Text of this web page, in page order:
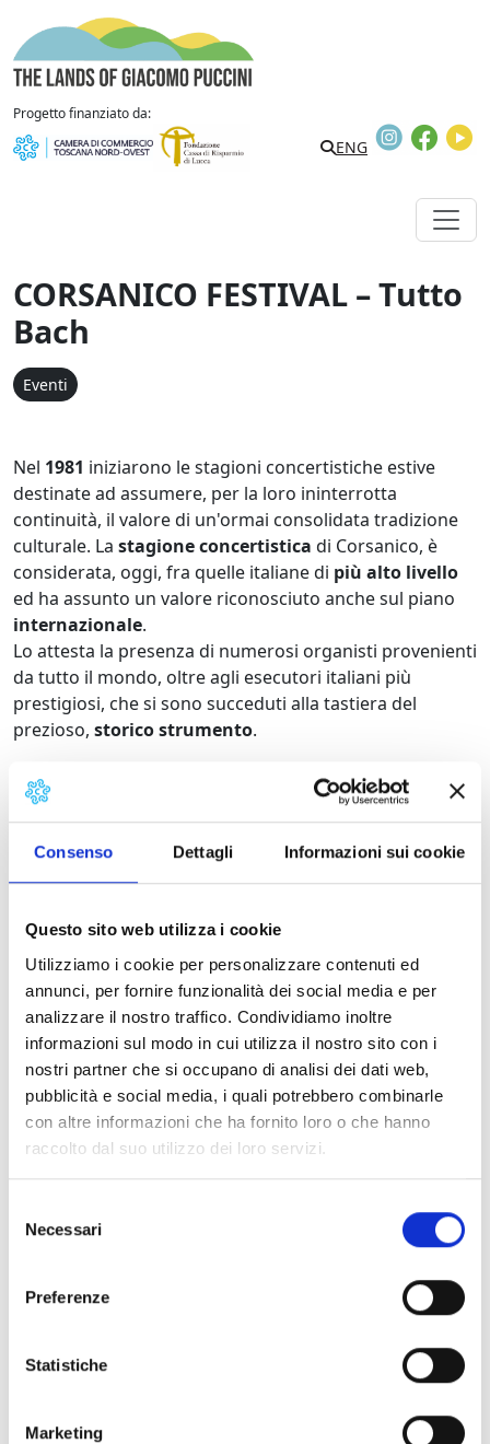
Consenso Dettagli Informazioni sui cookie
Questo sito web utilizza i cookie
Utilizziamo i cookie per personalizzare contenuti ed
annunci, per fornire funzionalità dei social media e per
analizzare il nostro traffico. Condividiamo inoltre
informazioni sul modo in cui utilizza il nostro sito con i
nostri partner che si occupano di analisi dei dati web,
pubblicità e social media, i quali potrebbero combinarle
con altre informazioni che ha fornito loro o che hanno
raccolto dal suo utilizzo dei loro servizi.
delNecessari
Preferenze
Statistiche
Marketing
Vai al contenuto
Progetto finanziato da:
Search
ENG
Instagram
CORSANICO FESTIVAL – Tutto
Bach
Eventi
Nel 1981 iniziarono lestagioni concertistiche estive
destinate ad assumere, per la loro ininterrotta
continuità, il valore di un'ormai consolidata tradizione
culturale. La stagione concertistica di Corsanico, è
considerata, oggi, fra quelle italiane di più alto livello
ed ha assunto un valore riconosciuto anche sul piano
internazionale.
Lo attesta la presenza di numerosi organisti provenienti
da tutto il mondo, oltre agli esecutori italiani più
prestigiosi, che si sono succeduti alla tastiera del
prezioso, storico strumento.
10 i concertiprevisti nel cartellone di quest'anno che si
svolgerà dall
' 8 luglio al 3 settembre 2017.
Ore 21:15 – "Tutto Bach". Concerto per organo di
Daniele Boccaccio. Musiche di J. S. Bach.
L' organo Monumentale di Vincenzo Colonnanella
Pieve di San Michele Arcangelo di Corsanico fu
costruito, tra il1602 e il 1606. Questo strumento,
capolavoro dell'arte organaria veneziana ed opera
pregevole sul piano fonico, architettonico ed artistico,
quello del 1899 è il più significativo, poichè da esso
deriva gran parte della disposizione fonica attuale.
www.corsanicomusica.it